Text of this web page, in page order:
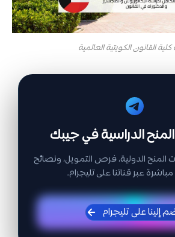
القانون الكويتية العالمية
الدراسية في جيبك
المنح الدولية، فرص التمويل، ونصائح
عبر قناتنا على تليجرام.
إلينا على تليجرام